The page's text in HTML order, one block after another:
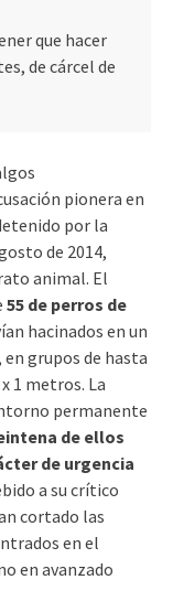
que hacer
de cárcel de
pionera en
por la
de 2014,
animal. El
55 de perros de
hacinados en un
grupos de hasta
1 metros. La
permanente
de ellos
de urgencia
a su crítico
cortado las
en el
en avanzado